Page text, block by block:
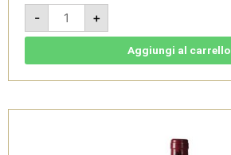
-
Sancaba
Pinot
Nero
2023
-
Trinoro
+
Aggiungi al carrello